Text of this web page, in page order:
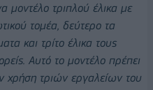
τριπλού έλικα με
τομέα, δεύτερο τα
και τρίτο έλικα τους
Αυτό το μοντέλο πρέπει
χρήση τριών εργαλείων του